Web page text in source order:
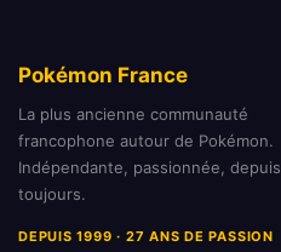
Pokémon France
La plus ancienne communauté
francophone autour de Pokémon.
Indépendante, passionnée, depuis
toujours.
DEPUIS 1999 · 27 ANS DE PASSION